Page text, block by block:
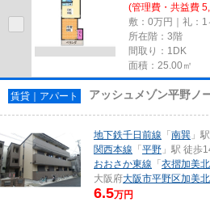
(管理費・共益費
敷：0万円｜礼：1
所在階：3階
間取り：1DK
面積：25.00㎡
賃貸｜アパート アッシュメゾン平野ノ
地下鉄千日前線 「南巽 」
関西本線 「平野 」駅 徒歩
おおさか東線 「衣摺加美北
大阪府大阪市平野区加美北
6.5万円